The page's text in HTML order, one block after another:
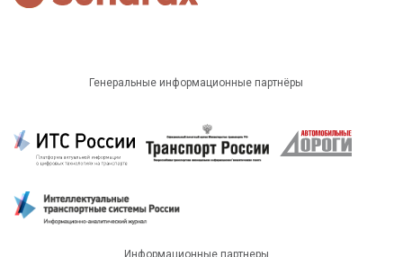
Генеральные информационные партнёры